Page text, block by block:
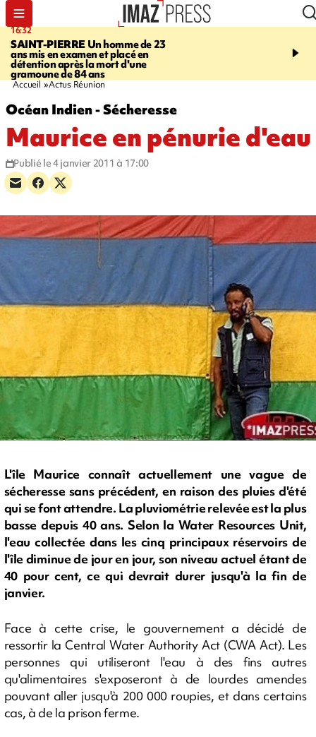
16:32
SAINT-PIERREUn homme de 23
ans mis en examen et placé en
détention après la mort d'une
gramoune de 84 ans
21:08
et Turquie scellent un
Accueil Actus Réunion
Océan Indien - Sécheresse
Maurice en pénurie d'eau
Publié le 4 janvier 2011 à 17:00
L'île Maurice connaît actuellement une vague de
sécheresse sans précédent, en raison des pluies d'été
qui se font attendre. La pluviométrie relevée est la plus
basse depuis 40 ans. Selon la Water Resources Unit,
l'eau collectée dans les cinq principaux réservoirs de
l'île diminue de jour en jour, son niveau actuel étant de
40 pour cent, ce qui devrait durer jusqu'à la fin de
janvier.
Face à cette crise, le gouvernement a décidé de
ressortir la Central Water Authority Act (CWA Act). Les
personnes qui utiliseront l'eau à des fins autres
qu'alimentaires s'exposeront à de lourdes amendes
pouvant aller jusqu'à 200 000 roupies, et dans certains
cas, à de la prison ferme.